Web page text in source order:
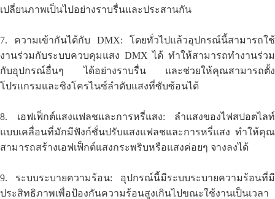
เปลี่ยนภาพเป็นไปอย่างราบรื่นและประสานกัน
7. ความเข้ากันได้กับ DMX: โดยทั่วไปแล้วอุปกรณ์นี้สามารถใช้
งานร่วมกับระบบควบคุมแสง DMX ได้ ทำให้สามารถทำงานร่วม
กับอุปกรณ์อื่นๆ ได้อย่างราบรื่น และช่วยให้คุณสามารถตั้ง
โปรแกรมและซิงโครไนซ์ลำดับแสงที่ซับซ้อนได้
8. เอฟเฟ็กต์แสงแฟลชและการหรี่แสง: ลำแสงของไฟสปอตไลท์
แบบเคลื่อนที่มักมีฟังก์ชั่นปรับแสงแฟลชและการหรี่แสง ทำให้คุณ
สามารถสร้างเอฟเฟ็กต์แสงกระพริบหรือแสงค่อยๆ จางลงได้
9. ระบบระบายความร้อน: อุปกรณ์นี้มีระบบระบายความร้อนที่มี
ประสิทธิภาพเพื่อป้องกันความร้อนสูงเกินไปขณะใช้งานเป็นเวลา